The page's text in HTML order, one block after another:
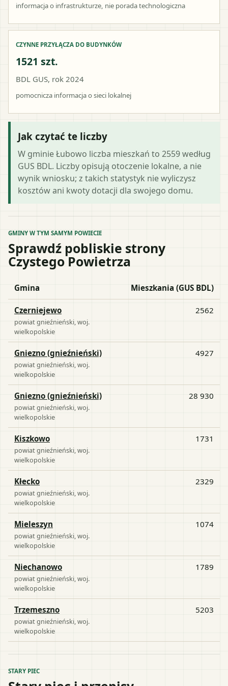
informacja o infrastrukturze, nie porada technologiczna
CZYNNE PRZYŁĄCZA DO BUDYNKÓW
1521 szt.
BDL GUS, rok 2024
pomocnicza informacja o sieci lokalnej
Jak czytać te liczby
W gminie Łubowo liczba mieszkań to 2559 według
GUS BDL. Liczby opisują otoczenie lokalne, a nie
wynik wniosku; z takich statystyk nie wyliczysz
kosztów ani kwoty dotacji dla swojego domu.
GMINY W TYM SAMYM POWIECIE
Sprawdź pobliskie strony
Czystego Powietrza
Gmina Mieszkania (GUS BDL)
Czerniejewo
powiatgnieźnieński , woj.
wielkopolskie
2562
Gniezno (gnieźnieński)
powiatgnieźnieński , woj.
wielkopolskie
4927
Gniezno (gnieźnieński)
powiatgnieźnieński , woj.
wielkopolskie
28 930
Kiszkowo
powiatgnieźnieński , woj.
wielkopolskie
1731
Kłecko
powiatgnieźnieński , woj.
wielkopolskie
2329
Mieleszyn
powiatgnieźnieński , woj.
wielkopolskie
1074
Niechanowo
powiatgnieźnieński , woj.
wielkopolskie
1789
Trzemeszno
powiatgnieźnieński , woj.
wielkopolskie
5203
STARY PIEC